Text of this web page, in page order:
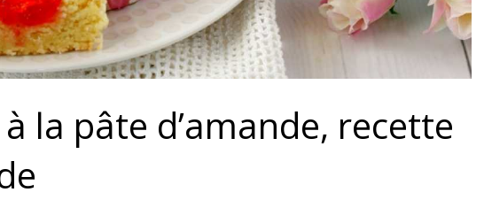
la pâte d’amande, recette